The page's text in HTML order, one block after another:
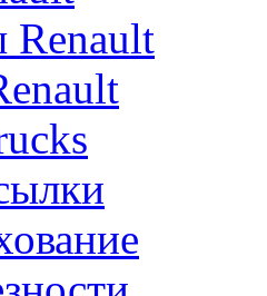
Renault